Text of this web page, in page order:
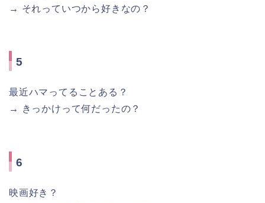
→ それっていつから好きなの？
5
最近ハマってることある？
→ きっかけって何だったの？
6
映画好き？